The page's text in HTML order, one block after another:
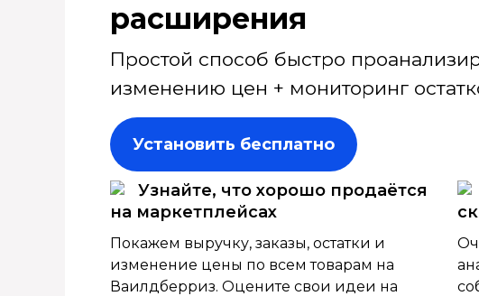
расширения
Простой способ быстро
изменению цен + мониторинг
Установить бесплатно
Узнайте, что хорошо продаётся
на маркетплейсах
Покажем выручку, заказы, остатки и
изменение цены по всем товарам на
Ваилдберриз. Оцените свои идеи на